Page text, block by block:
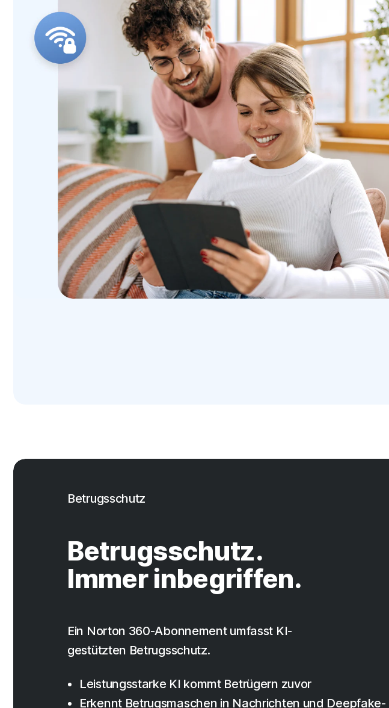
Betrugsschutz
Betrugsschutz.
Immer inbegriffen.
Ein Norton 360-Abonnement umfasst KI-
gestützten Betrugsschutz.
Leistungsstarke KI kommt Betrügern zuvor
Erkennt Betrugsmaschen in Nachrichten und Deepfake-